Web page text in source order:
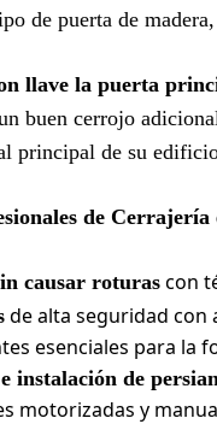
de puerta de
llave la puerta
buen cerrojo
principal de su
de
causar roturas con
de alta seguridad con
esenciales para la
instalación de
motorizadas y